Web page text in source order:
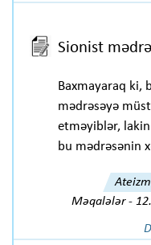
Sionist
Baxmayaraq ki,
mədrəsəyə
etməyiblər, lakin
bu mədrəsənin
Məqalələr-